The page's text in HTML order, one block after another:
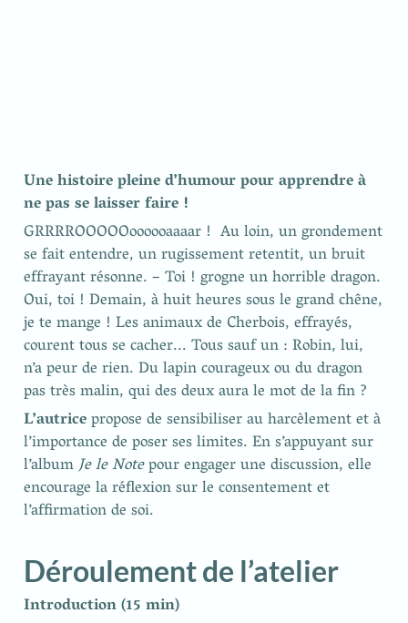
Une histoire pleine d’humour pour apprendre à
ne pas se laisser faire !
GRRRROOOOOoooooaaaar !  Au loin, un grondement
se fait entendre, un rugissement retentit, un bruit
effrayant résonne. – Toi ! grogne un horrible dragon.
Oui, toi ! Demain, à huit heures sous le grand chêne,
je te mange ! Les animaux de Cherbois, effrayés,
courent tous se cacher... Tous sauf un : Robin, lui,
n’a peur de rien. Du lapin courageux ou du dragon
pas très malin, qui des deux aura le mot de la fin ?
L’autrice propose de sensibiliser au harcèlement et à
l’importance de poser ses limites. En s’appuyant sur
l’album Je le Note pour engager une discussion, elle
encourage la réflexion sur le consentement et
l’affirmation de soi.
Déroulement de l’atelier
Introduction (15 min)